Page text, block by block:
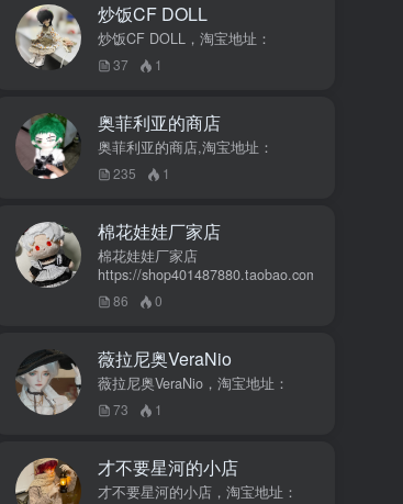
炒饭CF DOLL
炒饭CF DOLL，淘宝地址：
37 1
奥菲利亚的商店
奥菲利亚的商店,淘宝地址：
235 1
棉花娃娃厂家店
棉花娃娃厂家店
https://shop401487880.taobao.com/
86 0
薇拉尼奥VeraNio
薇拉尼奥VeraNio，淘宝地址：
73 1
才不要星河的小店
才不要星河的小店，淘宝地址：